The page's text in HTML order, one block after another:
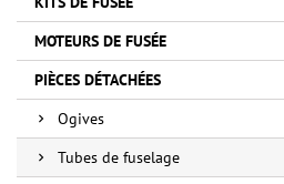
MOTEURS DE FUSÉE
PIÈCES DÉTACHÉES
Ogives
Tubes de fuselage